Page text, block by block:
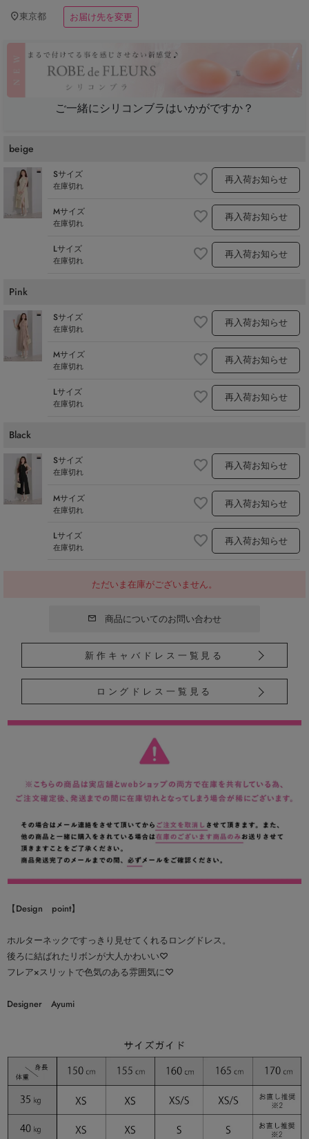
東京都 お届け先を変更
ご一緒にシリコンブラはいかがですか？
beige
Sサイズ
在庫切れ 再入荷お知らせ
Mサイズ
在庫切れ 再入荷お知らせ
Lサイズ
在庫切れ 再入荷お知らせ
Pink
Sサイズ
在庫切れ 再入荷お知らせ
Mサイズ
在庫切れ 再入荷お知らせ
Lサイズ
在庫切れ 再入荷お知らせ
Black
Sサイズ
在庫切れ 再入荷お知らせ
Mサイズ
在庫切れ 再入荷お知らせ
Lサイズ
在庫切れ 再入荷お知らせ
ただいま在庫がございません。
商品についてのお問い合わせ
新作キャバドレス一覧見る
ロングドレス一覧見る
【Design point】
ホルターネックですっきり見せてくれるロングドレス。
後ろに結ばれたリボンが大人かわいい♡
フレア×スリットで色気のある雰囲気に♡
Designer Ayumi